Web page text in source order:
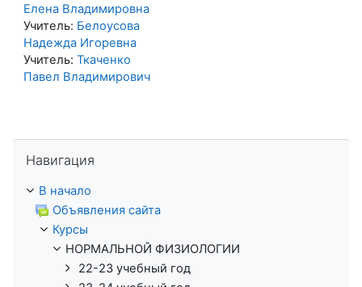
Елена Владимировна
Учитель: Белоусова
Надежда Игоревна
Учитель: Ткаченко
Павел Владимирович
Навигация
В начало
Объявления сайта
Курсы
НОРМАЛЬНОЙ ФИЗИОЛОГИИ
22-23 учебный год